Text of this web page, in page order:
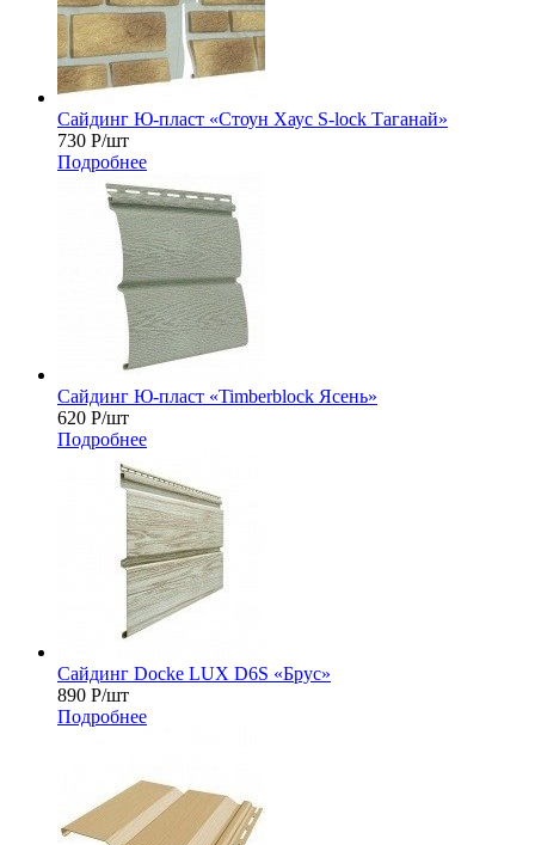
Сайдинг Ю-пласт «Стоун Хаус S-lock Таганай»
730 Р/шт
Подробнее
Сайдинг Ю-пласт «Timberblock Ясень»
620 Р/шт
Подробнее
Сайдинг Docke LUX D6S «Брус»
890 Р/шт
Подробнее